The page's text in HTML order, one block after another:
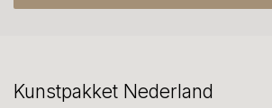
Kunstpakket Nederland